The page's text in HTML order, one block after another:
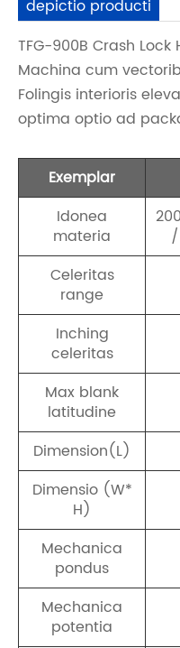
depictio producti
TFG-900B Crash
Machina cum
Folingis interioris
optima optio ad
Exemplar
Idonea
materia
Celeritas
range
Inching
celeritas
Max blank
latitudine
Dimension(L)
Dimensio (W*
H)
Mechanica
pondus
Mechanica
potentia